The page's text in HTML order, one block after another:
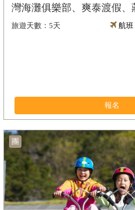
灣海灘俱樂部、爽泰渡假、
5天 航班
報名
團